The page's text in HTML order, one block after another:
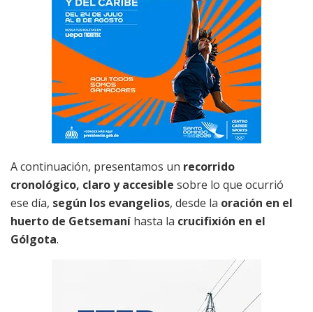
A continuación, presentamos un recorrido
cronológico, claro y accesible sobre lo que ocurrió
ese día, según los evangelios, desde la oración en el
huerto de Getsemaní hasta la crucifixión en el
Gólgota.